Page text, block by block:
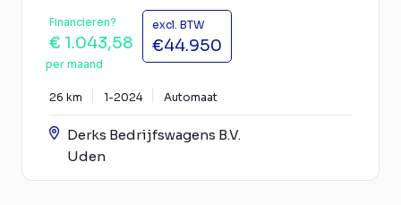
Financieren?
€ 1.043,58
per maand
excl. BTW
€44.950
26 km 1-2024 Automaat
Derks Bedrijfswagens B.V.
Uden